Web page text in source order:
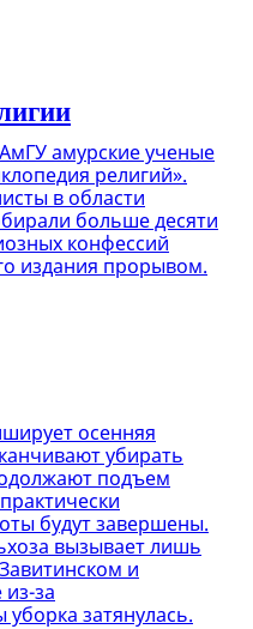
амурские ученые
религий».
в области
больше десяти
конфессий
издания прорывом.
осенняя
убирать
подъем
будут завершены.
вызывает лишь
и
за
затянулась.